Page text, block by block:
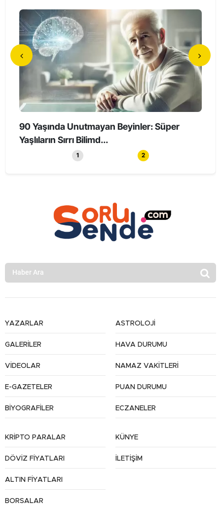
90 Yaşında Unutmayan Beyinler: Süper
Yaşlıların Sırrı Bilimd...
1 2
YAZARLAR
GALERİLER
VİDEOLAR
E-GAZETELER
BİYOGRAFİLER
ASTROLOJİ
HAVA DURUMU
NAMAZ VAKİTLERİ
PUAN DURUMU
ECZANELER
KRİPTO PARALAR
DÖVİZ FİYATLARI
ALTIN FİYATLARI
BORSALAR
KÜNYE
İLETİŞİM